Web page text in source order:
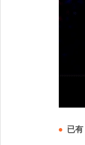
已有